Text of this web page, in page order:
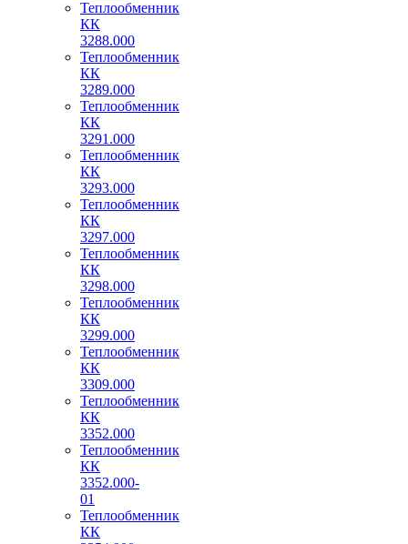
Теплообменник
КК
3288.000
Теплообменник
КК
3289.000
Теплообменник
КК
3291.000
Теплообменник
КК
3293.000
Теплообменник
КК
3297.000
Теплообменник
КК
3298.000
Теплообменник
КК
3299.000
Теплообменник
КК
3309.000
Теплообменник
КК
3352.000
Теплообменник
КК
3352.000-
01
Теплообменник
КК